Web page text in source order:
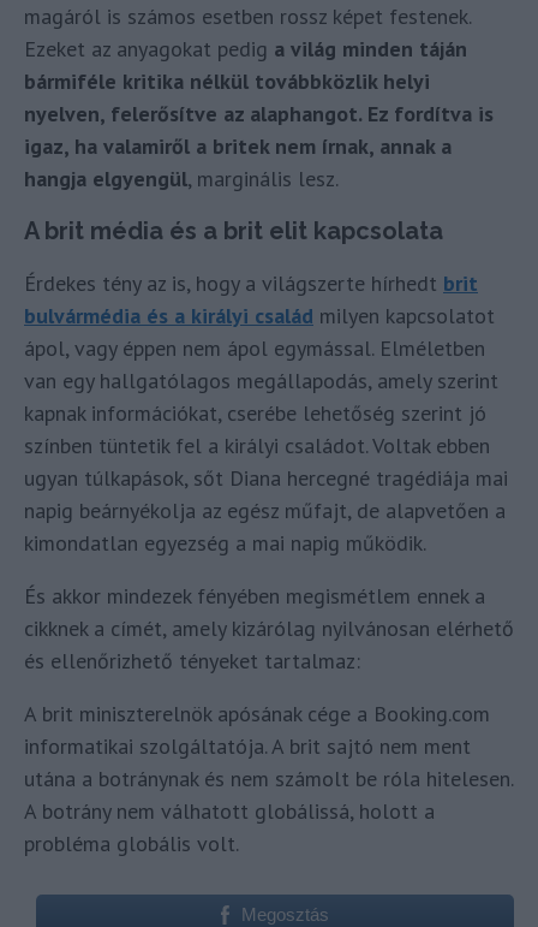
magáról is számos esetben rossz képet festenek.
Ezeket az anyagokat pedig a világ minden táján
bármiféle kritika nélkül továbbközlik helyi
nyelven, felerősítve az alaphangot. Ez fordítva is
igaz, ha valamiről a britek nem írnak, annak a
hangja elgyengül, marginális lesz.
A brit média és a brit elit kapcsolata
Érdekes tény az is, hogy a világszerte hírhedt brit
bulvármédia és a királyi család milyen kapcsolatot
ápol, vagy éppen nem ápol egymással. Elméletben
van egy hallgatólagos megállapodás, amely szerint
kapnak információkat, cserébe lehetőség szerint jó
színben tüntetik fel a királyi családot. Voltak ebben
ugyan túlkapások, sőt Diana hercegné tragédiája mai
napig beárnyékolja az egész műfajt, de alapvetően a
kimondatlan egyezség a mai napig működik.
És akkor mindezek fényében megismétlem ennek a
cikknek a címét, amely kizárólag nyilvánosan elérhető
és ellenőrizhető tényeket tartalmaz:
A brit miniszterelnök apósának cége a Booking.com
informatikai szolgáltatója. A brit sajtó nem ment
utána a botránynak és nem számolt be róla hitelesen.
A botrány nem válhatott globálissá, holott a
probléma globális volt.
Megosztás